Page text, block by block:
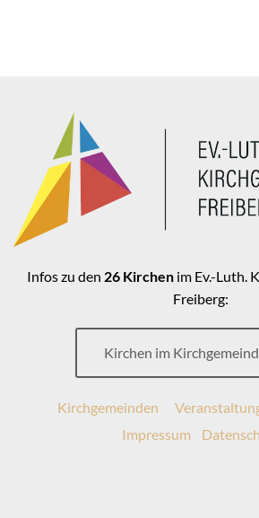
Infos zu den 26 Kirchenim Ev.-Luth.
Freiberg:
Kirchen im
Kirchgemeinden
Impressum